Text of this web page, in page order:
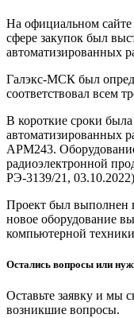
На официальном
сфере закупок был
автоматизированных
Галэкс-МСК был
соответствовал всем
В короткие сроки
автоматизированных
APM243.
радиоэлектронной
РЭ-3139/21,
Проект был выполнен
новое оборудование
компьютерной
Остались вопросы или
Оставьте заявку и мы
возникшие вопросы.